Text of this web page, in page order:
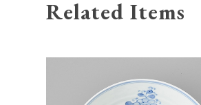
Related Items